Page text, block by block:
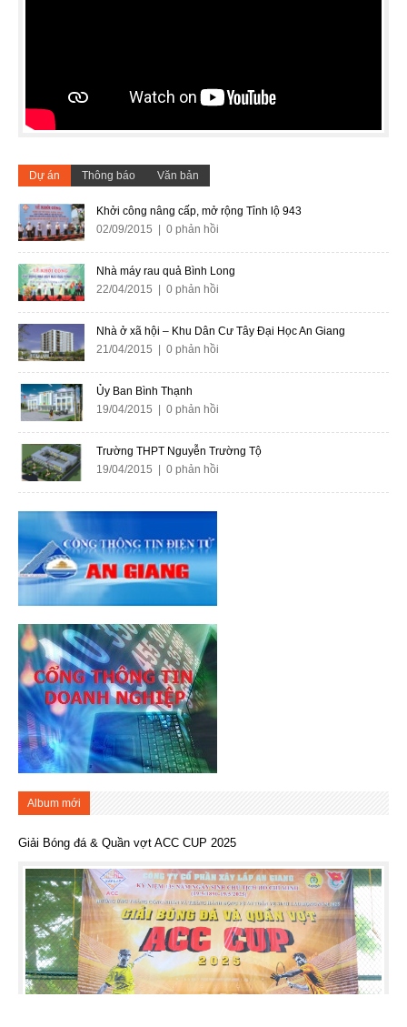
Dự án Thông báo Văn bản
Khởi công nâng cấp, mở rộng Tỉnh lộ 943
02/09/2015 | 0 phản hồi
Nhà máy rau quả Bình Long
22/04/2015 | 0 phản hồi
Nhà ở xã hội – Khu Dân Cư Tây Đại Học An Giang
21/04/2015 | 0 phản hồi
Ủy Ban Bình Thạnh
19/04/2015 | 0 phản hồi
Trường THPT Nguyễn Trường Tộ
19/04/2015 | 0 phản hồi
Album mới
Giải Bóng đá & Quần vợt ACC CUP 2025